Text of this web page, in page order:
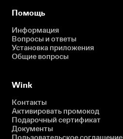
Помощь
Информация
Вопросы и ответы
Установка приложения
Общие вопросы
Wink
Контакты
Активировать промокод
Подарочный сертификат
Документы
Пользовательское соглашение